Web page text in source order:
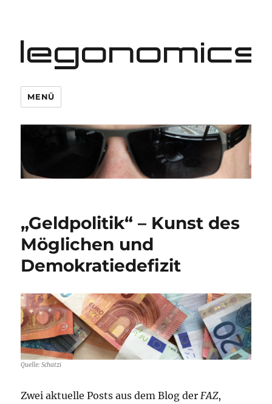
legonomics
MENÜ
„Geldpolitik“ – Kunst des
Möglichen und
Demokratiedefizit
Quelle: Schatzi
Zwei aktuelle Posts aus dem Blog derFAZ,